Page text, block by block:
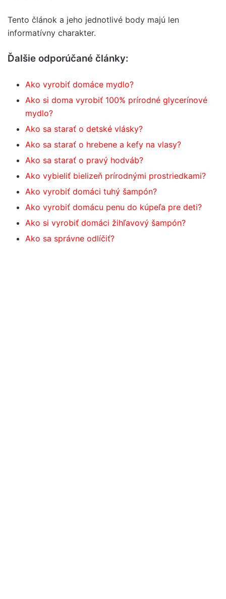
Tento článok a jeho jednotlivé body majú len
informatívny charakter.
Ďalšie odporúčané články:
Ako vyrobiť domáce mydlo?
Ako si doma vyrobiť 100% prírodné glycerínové
mydlo?
Ako sa starať o detské vlásky?
Ako sa starať o hrebene a kefy na vlasy?
Ako sa starať o pravý hodváb?
Ako vybieliť bielizeň prírodnými prostriedkami?
Ako vyrobiť domáci tuhý šampón?
Ako vyrobiť domácu penu do kúpeľa pre deti?
Ako si vyrobiť domáci žihľavový šampón?
Ako sa správne odlíčiť?